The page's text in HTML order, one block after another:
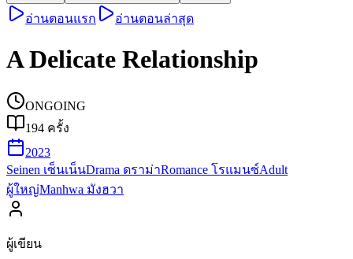
อ่านตอนแรก อ่านตอนล่าสุด
A Delicate Relationship
ONGOING
194 ครั้ง
2023
Seinen เซ็นเน็นDrama ดราม่าRomance โรแมนซ์Adult
ผู้ใหญ่Manhwa มังฮวา
ผู้เขียน